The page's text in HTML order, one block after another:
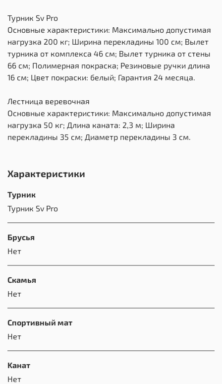
Турник Sv Pro
Основные характеристики: Максимально допустимая
нагрузка 200 кг; Ширина перекладины 100 см; Вылет
турника от комплекса 46 см; Вылет турника от стены
66 см; Полимерная покраска; Резиновые ручки длина
16 см; Цвет покраски: белый; Гарантия 24 месяца.
Лестница веревочная
Основные характеристики: Максимально допустимая
нагрузка 50 кг; Длина каната: 2,3 м; Ширина
перекладины 35 см; Диаметр перекладины 3 см.
Характеристики
Турник
Турник Sv Pro
Брусья
Нет
Скамья
Нет
Спортивный мат
Нет
Kанат
Нет